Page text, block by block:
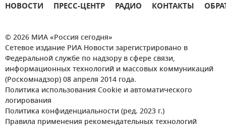
НОВОСТИ ПРЕСС-ЦЕНТР РАДИО КОНТАКТЫ
© 2026 МИА «Россия сегодня»
Сетевое издание РИА Новости зарегистрировано в
Федеральной службе по надзору в сфере связи,
информационных технологий и массовых коммуникаций
(Роскомнадзор) 08 апреля 2014 года.
Политика использования Cookie и автоматического
логирования
Политика конфиденциальности (ред. 2023 г.)
Правила применения рекомендательных технологий